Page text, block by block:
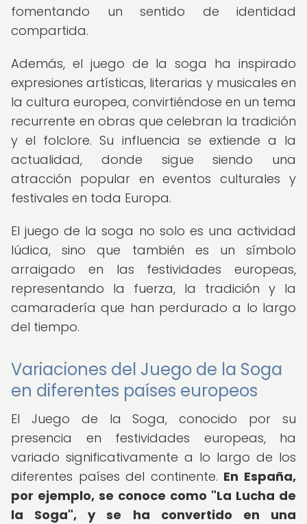
fomentando un sentido de identidad
compartida.
Además, el juego de la soga ha inspirado
expresiones artísticas, literarias y musicales en
la cultura europea, convirtiéndose en un tema
recurrente en obras que celebran la tradición
y el folclore. Su influencia se extiende a la
actualidad, donde sigue siendo una
atracción popular en eventos culturales y
festivales en toda Europa.
El juego de la soga no solo es una actividad
lúdica, sino que también es un símbolo
arraigado en las festividades europeas,
representando la fuerza, la tradición y la
camaradería que han perdurado a lo largo
del tiempo.
Variaciones del Juego de la Soga
en diferentes países europeos
El Juego de la Soga, conocido por su
presencia en festividades europeas, ha
variado significativamente a lo largo de los
diferentes países del continente. En España,
por ejemplo, se conoce como "La Lucha de
la Soga", y se ha convertido en una